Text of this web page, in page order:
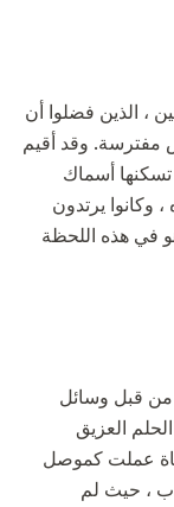
، الذين فضلوا أن
مفترسة. وقد أقيم
أسماك
وكانوا يرتدون
في هذه اللحظة
من قبل وسائل
العزيق
عملت كموصل
، حيث لم